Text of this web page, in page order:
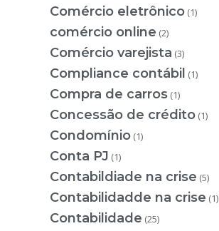
Comércio eletrônico (1)
comércio online (2)
Comércio varejista (3)
Compliance contábil (1)
Compra de carros (1)
Concessão de crédito (1)
Condomínio (1)
Conta PJ (1)
Contabildiade na crise (5)
Contabilidadde na crise (1)
Contabilidade (25)